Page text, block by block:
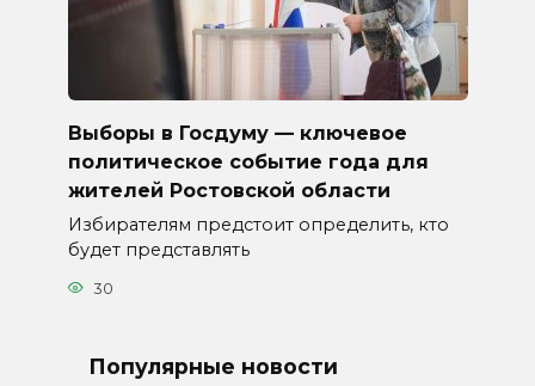
Выборы в Госдуму — ключевое
политическое событие года для
жителей Ростовской области
Избирателям предстоит определить, кто
будет представлять
30
Популярные новости